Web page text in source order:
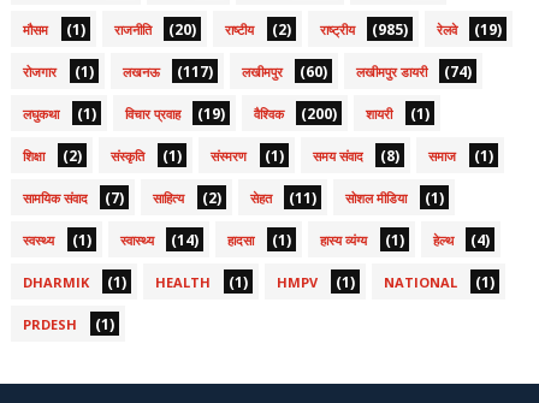
मौसम (1) राजनीति (20) राष्टीय (2) राष्ट्रीय (985) रेलवे (19)
रोजगार (1) लखनऊ (117) लखीमपुर (60) लखीमपुर डायरी (74)
लघुकथा (1) विचार प्रवाह (19) वैश्विक (200) शायरी (1)
शिक्षा (2) संस्कृति (1) संस्मरण (1) समय संवाद (8) समाज (1)
सामयिक संवाद (7) साहित्य (2) सेहत (11) सोशल मीडिया (1)
स्वस्थ्य (1) स्वास्थ्य (14) हादसा (1) हास्य व्यंग्य (1) हेल्थ (4)
DHARMIK (1) HEALTH (1) HMPV (1) NATIONAL (1)
PRDESH (1)